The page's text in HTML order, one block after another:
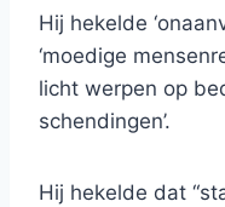
Hij hekelde
‘moedige
licht werpen op
schendingen’.
Hij hekelde dat